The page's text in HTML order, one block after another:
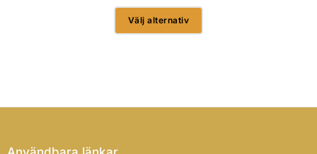
Välj alternativ